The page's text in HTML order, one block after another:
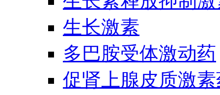
生长激素
多巴胺受体激动药
促肾上腺皮质激